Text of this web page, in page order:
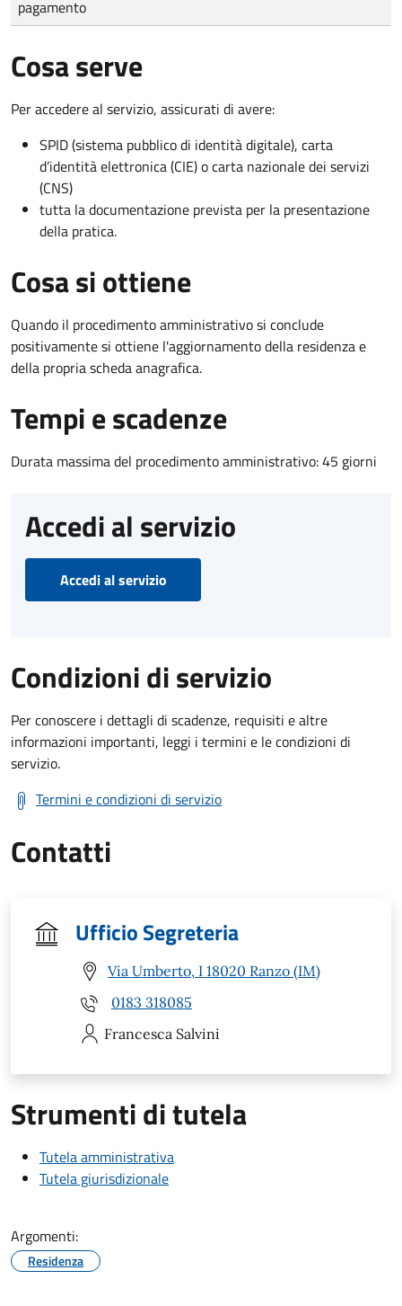
pagamento
Cosa serve
Per accedere al servizio, assicurati di avere:
SPID (sistema pubblico di identità digitale), carta
d’identità elettronica (CIE) o carta nazionale dei servizi
(CNS)
tutta la documentazione prevista per la presentazione
della pratica.
Cosa si ottiene
Quando il procedimento amministrativo si conclude
positivamente si ottiene l'aggiornamento della residenza e
della propria scheda anagrafica.
Tempi e scadenze
Durata massima del procedimento amministrativo: 45 giorni
Accedi al servizio
Accedi al servizio
Condizioni di servizio
Per conoscere i dettagli di scadenze, requisiti e altre
informazioni importanti, leggi i termini e le condizioni di
servizio.
Termini e condizioni di servizio
Contatti
Ufficio Segreteria
Via Umberto, I 18020 Ranzo (IM)
0183 318085
Francesca Salvini
Strumenti di tutela
Tutela amministrativa
Tutela giurisdizionale
Argomenti:
Residenza